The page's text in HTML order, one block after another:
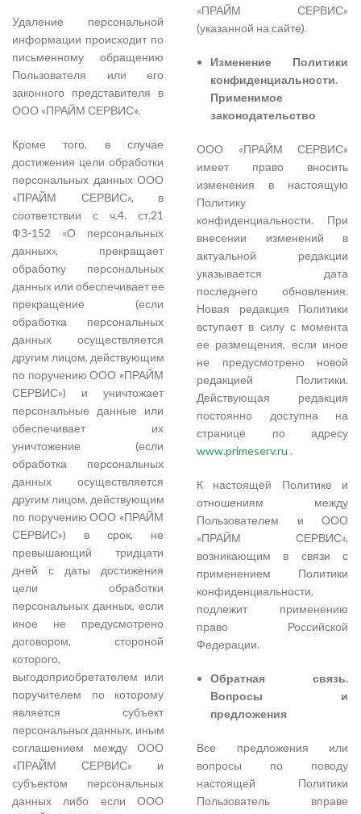
Удаление персональной
информации происходит по
письменному обращению
Пользователя или его
законного представителя в
ООО «ПРАЙМ СЕРВИС».
Кроме того, в случае
достижения цели обработки
персональных данных ООО
«ПРАЙМ СЕРВИС», в
соответствии с ч.4. ст.21
ФЗ-152 «О персональных
данных», прекращает
обработку персональных
данных или обеспечивает ее
прекращение (если
обработка персональных
данных осуществляется
другим лицом, действующим
по поручению ООО «ПРАЙМ
СЕРВИС») и уничтожает
персональные данные или
обеспечивает их
уничтожение (если
обработка персональных
данных осуществляется
другим лицом, действующим
по поручению ООО «ПРАЙМ
СЕРВИС») в срок, не
превышающий тридцати
дней с даты достижения
цели обработки
персональных данных, если
иное не предусмотрено
договором, стороной
которого,
выгодоприобретателем или
поручителем по которому
является субъект
персональных данных, иным
соглашением между ООО
«ПРАЙМ СЕРВИС» и
субъектом персональных
данных либо если ООО
«ПРАЙМ СЕРВИС»
(указанной на сайте).
Изменение Политики
конфиденциальности.
Применимое
законодательство
ООО «ПРАЙМ СЕРВИС»
имеет право вносить
изменения в настоящую
Политику
конфиденциальности. При
внесении изменений в
актуальной редакции
указывается дата
последнего обновления.
Новая редакция Политики
вступает в силу с момента
ее размещения, если иное
не предусмотрено новой
редакцией Политики.
Действующая редакция
постоянно доступна на
странице по адресу
www.primeserv.ru .
К настоящей Политике и
отношениям между
Пользователем и ООО
«ПРАЙМ СЕРВИС»,
возникающим в связи с
применением Политики
конфиденциальности,
подлежит применению
право Российской
Федерации.
Обратная связь.
Вопросы и
предложения
Все предложения или
вопросы по поводу
настоящей Политики
Пользователь вправе